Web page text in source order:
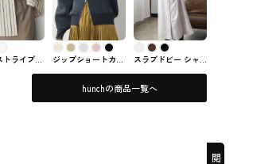
トライプシ
のトップ
ジップショートカー
ディガン【WEB限
定/別注】 hunchの
スラブドビー シャ
ーリングシャツワン
ピース lil nina（リ
hunchの商品一覧へ